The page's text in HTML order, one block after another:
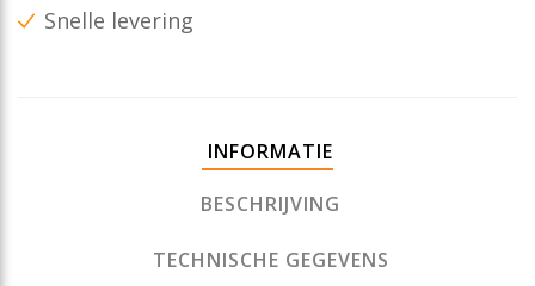
Snelle levering
INFORMATIE
BESCHRIJVING
TECHNISCHE GEGEVENS